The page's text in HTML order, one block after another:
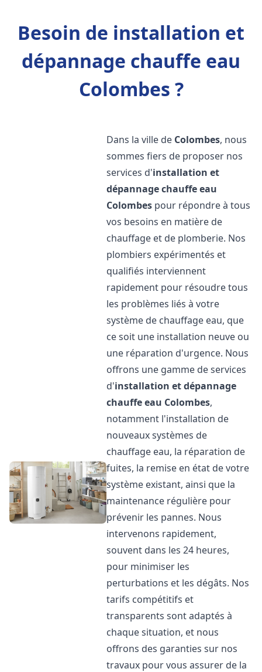
Besoin de installation et
dépannage chauffe eau
Colombes ?
Dans la ville de Colombes, nous
sommes fiers de proposer nos
services d'installation et
dépannage chauffe eau
Colombes pour répondre à tous
vos besoins en matière de
chauffage et de plomberie. Nos
plombiers expérimentés et
qualifiés interviennent
rapidement pour résoudre tous
les problèmes liés à votre
système de chauffage eau, que
ce soit une installation neuve ou
une réparation d'urgence. Nous
offrons une gamme de services
d'installation et dépannage
chauffe eau Colombes,
notamment l'installation de
nouveaux systèmes de
chauffage eau, la réparation de
fuites, la remise en état de votre
système existant, ainsi que la
maintenance régulière pour
prévenir les pannes. Nous
intervenons rapidement,
souvent dans les 24 heures,
pour minimiser les
perturbations et les dégâts. Nos
tarifs compétitifs et
transparents sont adaptés à
chaque situation, et nous
offrons des garanties sur nos
travaux pour vous assurer de la